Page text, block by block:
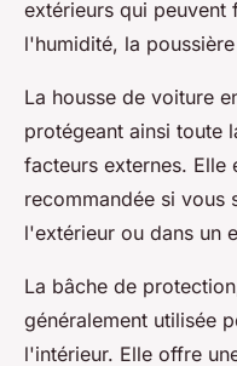
extérieurs qui
l'humidité, la
La housse de voiture
protégeant ainsi toute
facteurs externes. Elle
recommandée si vous
l'extérieur ou dans un
La bâche de
généralement utilisée
l'intérieur. Elle offre